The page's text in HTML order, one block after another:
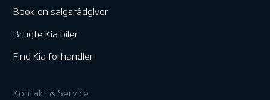
Book en salgsrådgiver
Brugte Kia biler
Find Kia forhandler
Kontakt & Service